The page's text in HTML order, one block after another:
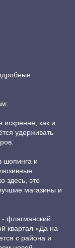
искренне, как и
удерживать
шопинга и
здесь, это
магазины и
- флагманский
квартал «Да на
с района и